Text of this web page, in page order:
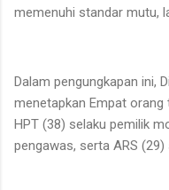
memenuhi standar mutu,
Dalam pengungkapan ini,
menetapkan Empat
HPT (38) selaku pemilik
pengawas, serta ARS